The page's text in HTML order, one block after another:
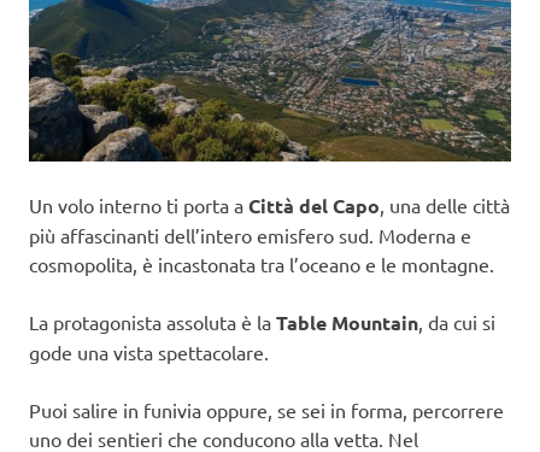
Un volo interno ti porta a Città del Capo , una delle città
più affascinanti dell’intero emisfero sud. Moderna e
cosmopolita, è incastonata tra l’oceano e le montagne.
La protagonista assoluta è la Table Mountain , da cui si
gode una vista spettacolare.
Puoi salire in funivia oppure, se sei in forma, percorrere
uno dei sentieri che conducono alla vetta. Nel